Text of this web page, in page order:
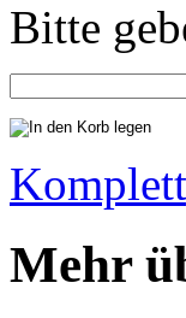
Bitte
Mehr